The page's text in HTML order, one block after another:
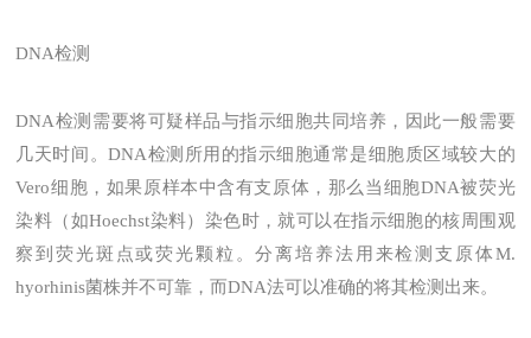
DNA检测
DNA检测需要将可疑样品与指示细胞共同培养，因此一般需要
几天时间。DNA检测所用的指示细胞通常是细胞质区域较大的
Vero细胞，如果原样本中含有支原体，那么当细胞DNA被荧光
染料（如Hoechst染料）染色时，就可以在指示细胞的核周围观
察到荧光斑点或荧光颗粒。分离培养法用来检测支原体M.
hyorhinis菌株并不可靠，而DNA法可以准确的将其检测出来。